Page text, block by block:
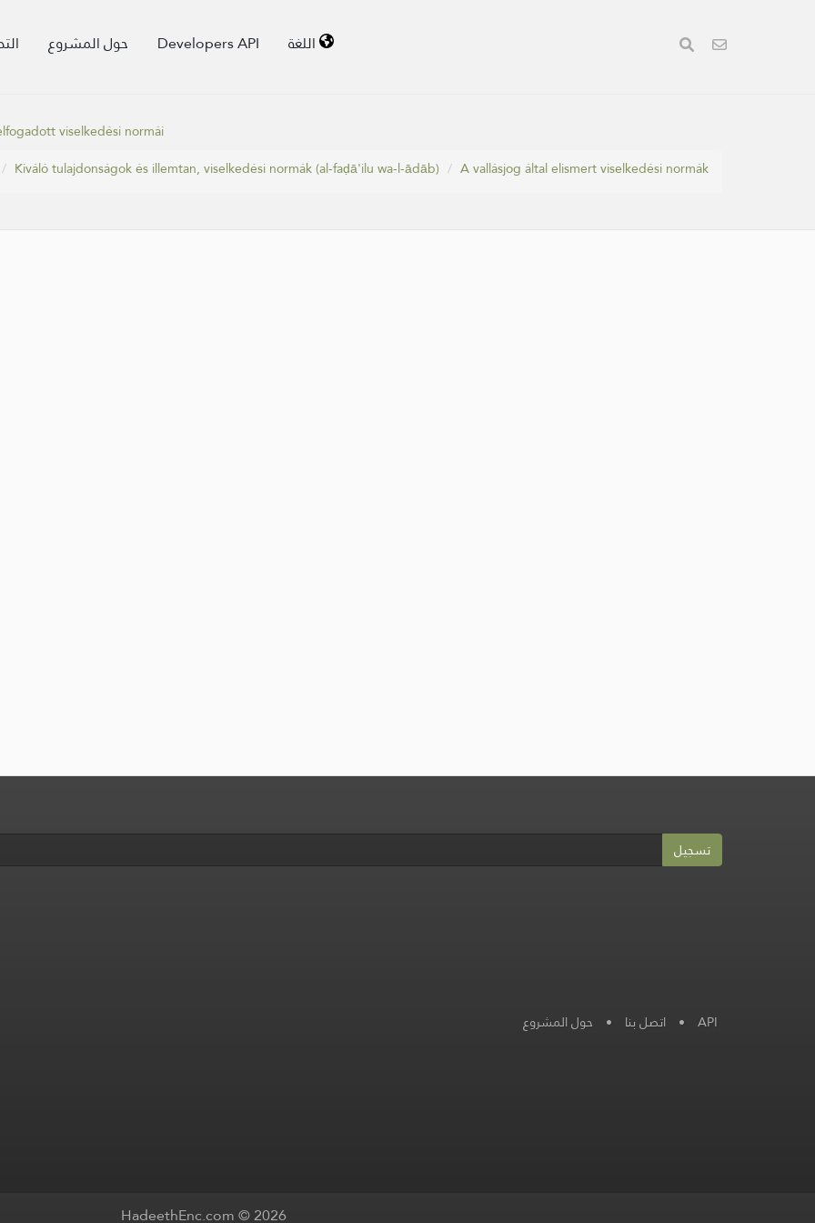
حول المشروع Developers API اللغة
viselkedési normái
Kiváló tulajdonságok és illemtan, viselkedési normák (al-faḍā'ilu wa-l-ādāb) A vallásjog által elismert viselkedési normák
تسجيل
حول المشروع • اتصل بنا • API
HadeethEnc.com © 2026